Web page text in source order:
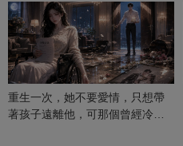
重生一次，她不要愛情，只想帶
著孩子遠離他，可那個曾經冷漠